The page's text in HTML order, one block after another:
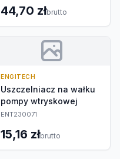
44,70 złbrutto
ENGITECH
Uszczelniacz na wałku
pompy wtryskowej
ENT230071
15,16 złbrutto